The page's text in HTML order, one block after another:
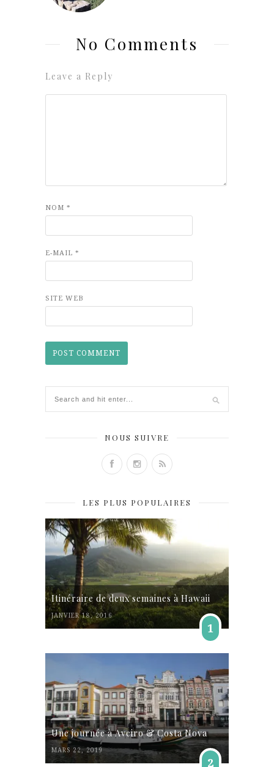
No Comments
Leave a Reply
NOM *
E-MAIL *
SITE WEB
NOUS SUIVRE
LES PLUS POPULAIRES
Itinéraire de deux semaines à Hawaii
JANVIER 18, 2016
1
Une journée à Aveiro & Costa Nova
MARS 22, 2019
2